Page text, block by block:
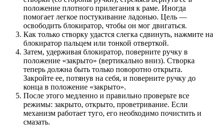
положение плотного прилегания к раме. Иногда
помогает легкое постукивание ладонью. Цель —
освободить блокиратор, чтобы он мог двигаться.
Как только створку удастся слегка сдвинуть, нажмите на
блокиратор пальцем или тонкой отверткой.
Затем, удерживая блокиратор, поверните ручку в
положение «закрыто» (вертикально вниз). Створка
теперь должна быть только поворотно открыта.
Закройте ее, потянув на себя, и поверните ручку до
конца в положение «закрыто».
После этого медленно и правильно проверьте все
режимы: закрыто, открыто, проветривание. Если
механизм работает туго, его необходимо почистить и
смазать.